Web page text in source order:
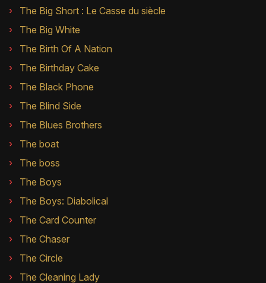
The Big Short : Le Casse du siècle
The Big White
The Birth Of A Nation
The Birthday Cake
The Black Phone
The Blind Side
The Blues Brothers
The boat
The boss
The Boys
The Boys: Diabolical
The Card Counter
The Chaser
The Circle
The Cleaning Lady